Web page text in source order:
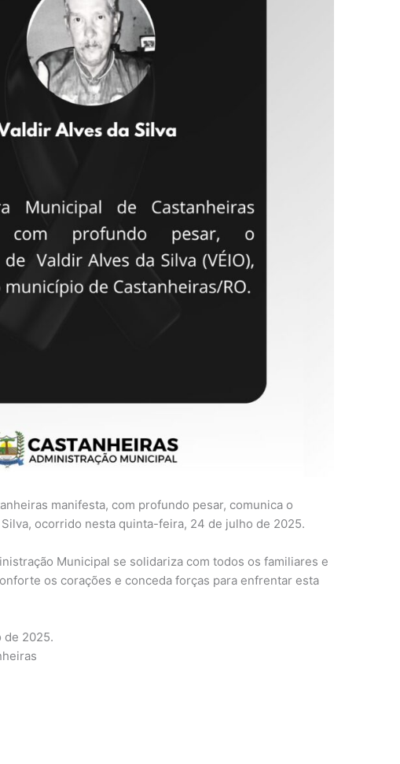
manifesta, com profundo pesar, comunica o
ocorrido nesta quinta-feira, 24 de julho de 2025.
Municipal se solidariza com todos os familiares e
os corações e conceda forças para enfrentar esta
de 2025.